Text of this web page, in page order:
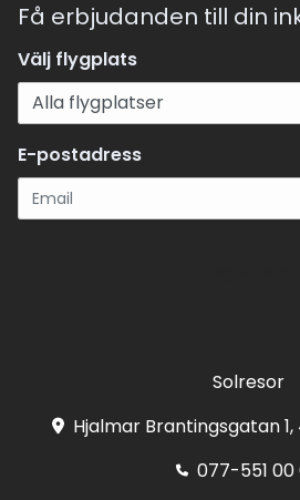
Få erbjudanden till din
Välj flygplats
E-postadress
Solresor
Hjalmar Brantingsgatan
077-551 00